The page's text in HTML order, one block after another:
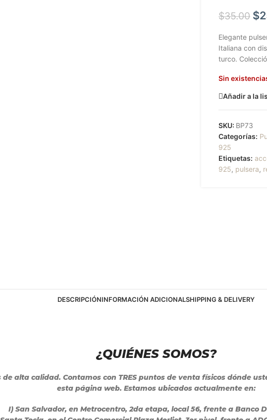
$35.00 $
Elegante
Italiana con
turco.
Sin
Añadir a la
SKU: BP73
Categorías:
925
Etiquetas:
925, pulsera,
DESCRIPCIÓNINFORMACIÓN ADICIONALSHIPPING & DELIVERY
¿QUIÉNES SOMOS?
alta calidad. Contamos con TRES puntos de venta físicos dónde
esta página web. Estamos ubicados actualmente en:
I) San Salvador, en Metrocentro, 2da etapa, local 56, frente a Banco